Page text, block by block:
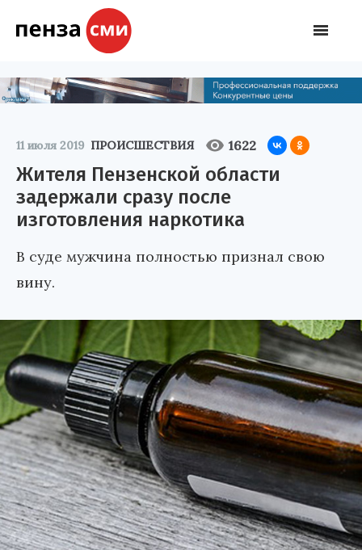
11 июля 2019 ПРОИСШЕСТВИЯ 1622
Жителя Пензенской области
задержали сразу после
изготовления наркотика
В суде мужчина полностью признал свою
вину.